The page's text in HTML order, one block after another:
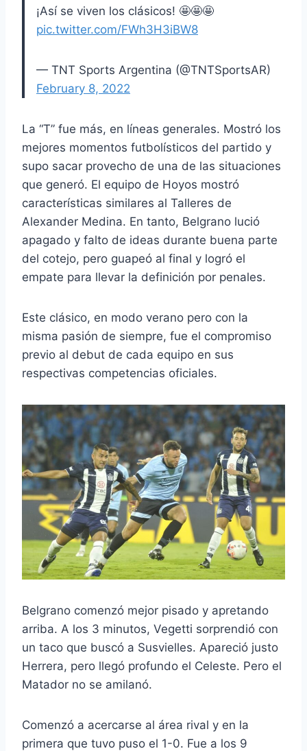
¡Así se viven los clásicos! 🤩🤩🤩
pic.twitter.com/FWh3H3iBW8
— TNT Sports Argentina (@TNTSportsAR)
February 8, 2022
La “T” fue más, en líneas generales. Mostró los
mejores momentos futbolísticos del partido y
supo sacar provecho de una de las situaciones
que generó. El equipo de Hoyos mostró
características similares al Talleres de
Alexander Medina. En tanto, Belgrano lució
apagado y falto de ideas durante buena parte
del cotejo, pero guapeó al final y logró el
empate para llevar la definición por penales.
Este clásico, en modo verano pero con la
misma pasión de siempre, fue el compromiso
previo al debut de cada equipo en sus
respectivas competencias oficiales.
Belgrano comenzó mejor pisado y apretando
arriba. A los 3 minutos, Vegetti sorprendió con
un taco que buscó a Susvielles. Apareció justo
Herrera, pero llegó profundo el Celeste. Pero el
Matador no se amilanó.
Comenzó a acercarse al área rival y en la
primera que tuvo puso el 1-0. Fue a los 9